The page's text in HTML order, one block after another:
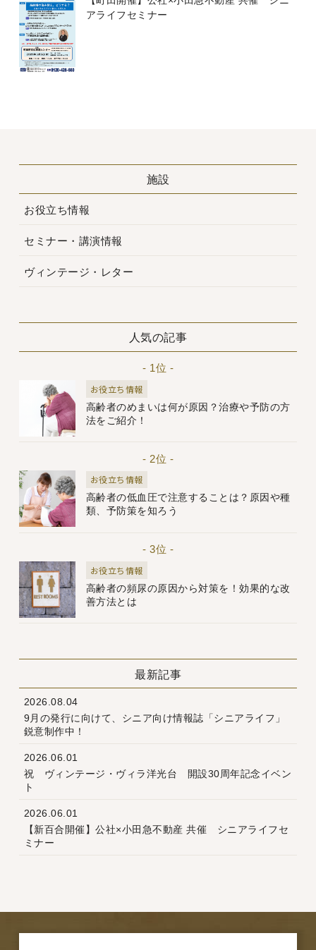
アライフセミナー
施設
お役立ち情報
セミナー・講演情報
ヴィンテージ・レター
人気の記事
- 1位 -
お役立ち情報
高齢者のめまいは何が原因？治療や予防の方
法をご紹介！
- 2位 -
お役立ち情報
高齢者の低血圧で注意することは？原因や種
類、予防策を知ろう
- 3位 -
お役立ち情報
高齢者の頻尿の原因から対策を！効果的な改
善方法とは
最新記事
2026.08.04
9月の発行に向けて、シニア向け情報誌「シニアライフ」
鋭意制作中！
2026.06.01
祝 ヴィンテージ・ヴィラ洋光台 開設30周年記念イベン
ト
2026.06.01
【新百合開催】公社×小田急不動産 共催 シニアライフセ
ミナー